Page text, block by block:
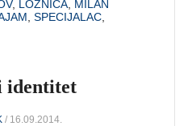
, LOZNICA MILAN
,SPECIJALAC
identitet
/ 16.09.2014.